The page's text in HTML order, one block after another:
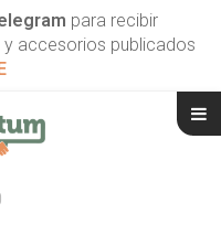
para recibir
accesorios publicados